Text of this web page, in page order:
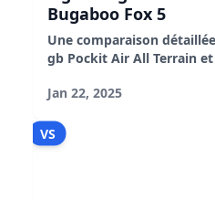
Bugaboo Fox 5
Une comparaison
gb Pockit Air All Terrain
avantages et inconvénients.
Jan 22, 2025
VS